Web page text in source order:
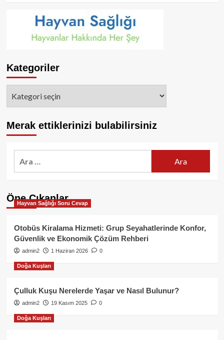
Kategoriler
Merak ettiklerinizi bulabilirsiniz
Öne Çıkanlar
Hayvan Sağlığı Soru Cevap
Otobüs Kiralama Hizmeti: Grup Seyahatlerinde Konfor,
Güvenlik ve Ekonomik Çözüm Rehberi
admin2 1 Haziran 2026 0
Doğa Kuşları
Çulluk Kuşu Nerelerde Yaşar ve Nasıl Bulunur?
admin2 19 Kasım 2025 0
Doğa Kuşları